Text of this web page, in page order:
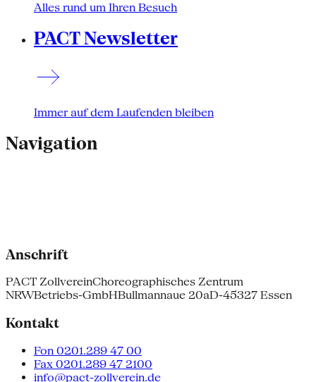
Alles rund um Ihren Besuch
PACT Newsletter
Immer auf dem Laufenden bleiben
Navigation
Anschrift
PACT ZollvereinChoreographisches Zentrum
NRWBetriebs-GmbHBullmannaue 20aD-45327 Essen
Kontakt
Fon 0201.289 47 00
Fax 0201.289 47 2100
info@pact-zollverein.de